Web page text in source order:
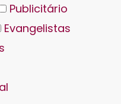
Publicitário
Evangelistas